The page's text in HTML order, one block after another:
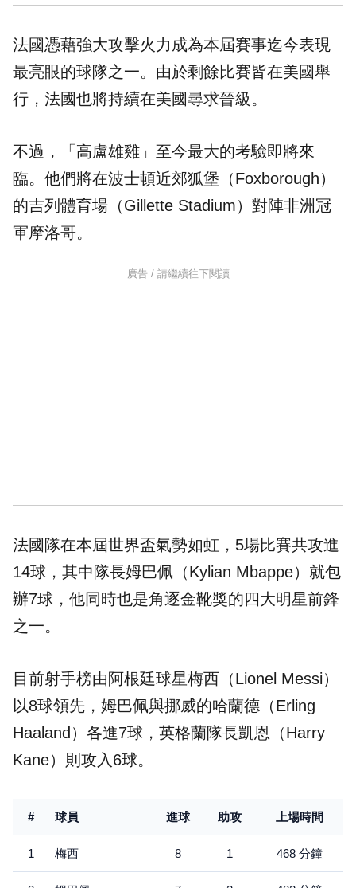
法國憑藉強大攻擊火力成為本屆賽事迄今表現
最亮眼的球隊之一。由於剩餘比賽皆在美國舉
行，法國也將持續在美國尋求晉級。
不過，「高盧雄雞」至今最大的考驗即將來
臨。他們將在波士頓近郊狐堡（Foxborough）
的吉列體育場（Gillette Stadium）對陣非洲冠
軍摩洛哥。
廣告 / 請繼續往下閱讀
法國隊在本屆世界盃氣勢如虹，5場比賽共攻進
14球，其中隊長姆巴佩（Kylian Mbappe）就包
辦7球，他同時也是角逐金靴獎的四大明星前鋒
之一。
目前射手榜由阿根廷球星梅西（Lionel Messi）
以8球領先，姆巴佩與挪威的哈蘭德（Erling
Haaland）各進7球，英格蘭隊長凱恩（Harry
Kane）則攻入6球。
# 球員 進球 助攻 上場時間
1 梅西 8 1 468 分鐘